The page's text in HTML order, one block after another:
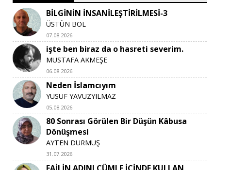
BİLGİNİN İNSANİLEŞTİRİLMESİ-3
ÜSTÜN BOL
07.08.2026
işte ben biraz da o hasreti severim.
MUSTAFA AKMEŞE
06.08.2026
Neden İslamcıyım
YUSUF YAVUZYILMAZ
05.08.2026
80 Sonrası Görülen Bir Düşün Kâbusa
Dönüşmesi
AYTEN DURMUŞ
31.07.2026
FAİLİN ADINI CÜMLE İÇİNDE KULLAN